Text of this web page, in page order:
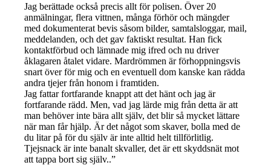
Jag berättade också precis allt för polisen. Över 20
anmälningar, flera vittnen, många förhör och mängder
med dokumenterat bevis såsom bilder, samtalsloggar, mail,
meddelanden, och det gav faktiskt resultat. Han fick
kontaktförbud och lämnade mig ifred och nu driver
åklagaren åtalet vidare. Mardrömmen är förhoppningsvis
snart över för mig och en eventuell dom kanske kan rädda
andra tjejer från honom i framtiden.
Jag fattar fortfarande knappt att det hänt och jag är
fortfarande rädd. Men, vad jag lärde mig från detta är att
man behöver inte bära allt själv, det blir så mycket lättare
när man får hjälp. Är det något som skaver, bolla med de
du litar på för du själv är inte alltid helt tillförlitlig.
Tjejsnack är inte banalt skvaller, det är ett skyddsnät mot
att tappa bort sig själv..”